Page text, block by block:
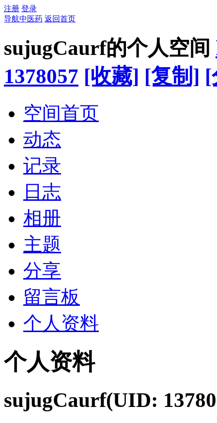
注册 登录
导航中医药 返回首页
sujugCaurf的个人空间
1378057 [收藏] [复制] [
空间首页
动态
记录
日志
相册
主题
分享
留言板
个人资料
个人资料
sujugCaurf(UID: